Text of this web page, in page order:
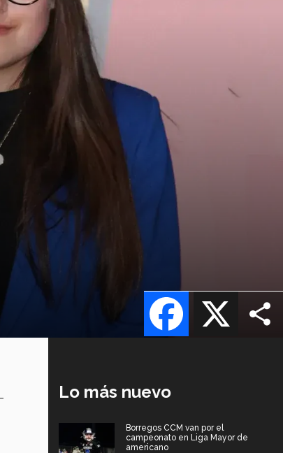
X
Facebook
Lo más nuevo
Borregos CCM van por el
campeonato en Liga Mayor de
americano